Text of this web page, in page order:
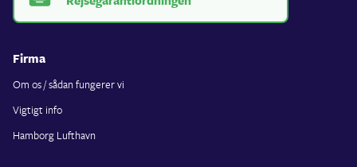
Firma
Om os / sådan fungerer vi
Vigtigt info
Hamborg Lufthavn